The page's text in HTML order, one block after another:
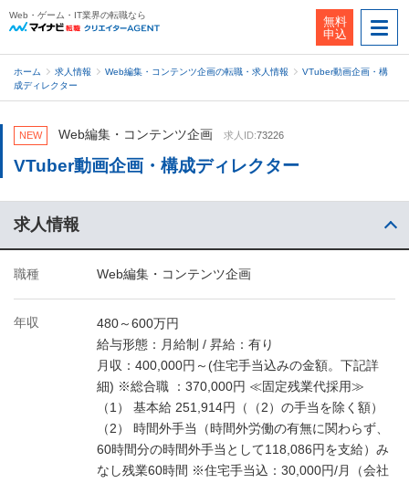
Web・ゲーム・IT業界の転職なら
無料
申込
ホーム 求人情報 Web編集・コンテンツ企画の転職・求人情報
VTuber動画企画・構
成ディレクター
NEW Web編集・コンテンツ企画 求人ID:73226
VTuber動画企画・構成ディレクター
求人情報
職種 Web編集・コンテンツ企画
年収
480～600万円
給与形態：月給制 / 昇給：有り
月収：400,000円～(住宅手当込みの金額。下記詳
細) ※総合職 ：370,000円 ≪固定残業代採用≫
（1） 基本給 251,914円（（2）の手当を除く額）
（2） 時間外手当（時間外労働の有無に関わらず、
60時間分の時間外手当として118,086円を支給）み
なし残業60時間 ※住宅手当込：30,000円/月（会社